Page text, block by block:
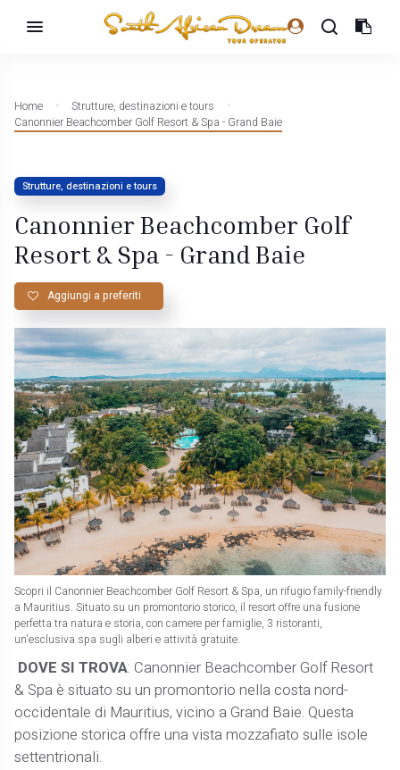
Home
Strutture, destinazioni e tours
Canonnier Beachcomber Golf Resort & Spa - Grand Baie
Strutture, destinazioni e tours
Canonnier Beachcomber Golf
Resort & Spa - Grand Baie
Aggiungi a preferiti
Scopri il Canonnier Beachcomber Golf Resort & Spa, un rifugio family-friendly
a Mauritius. Situato su un promontorio storico, il resort offre una fusione
perfetta tra natura e storia, con camere per famiglie, 3 ristoranti,
un'esclusiva spa sugli alberi e attività gratuite.
DOVE SI TROVA: Canonnier Beachcomber Golf Resort
& Spa è situato su un promontorio nella costa nord-
occidentale di Mauritius, vicino a Grand Baie. Questa
posizione storica offre una vista mozzafiato sulle isole
settentrionali.